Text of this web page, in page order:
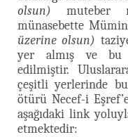
olsun) muteber
münasebette
üzerine olsun)
yer almış ve bu
edilmiştir.
çeşitli yerlerinde
ötürü Necef-i
aşağıdaki link
etmektedir: